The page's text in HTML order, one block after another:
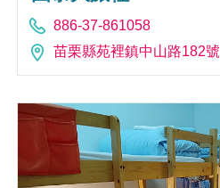
886-37-861058
苗栗縣苑裡鎮中山路182號